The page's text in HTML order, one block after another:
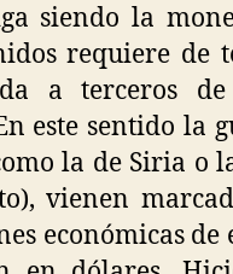
siendo la
requiere
a terceros
este sentido la
la de Siria o
vienen
económicas de